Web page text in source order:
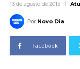
13 de agosto de 2015
Por Novo Dia
Facebook